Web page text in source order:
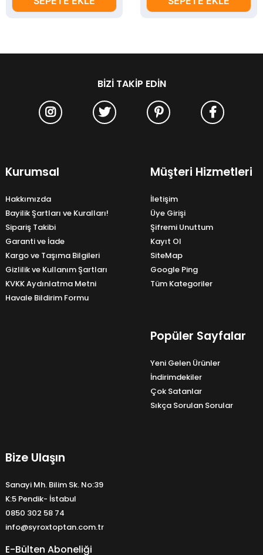
BIZI TAKIP EDIN
Kurumsal
Hakkımızda
Bayilik Şartları ve Kuralları!
Sipariş Takibi
Garanti ve İade
Kargo ve Taşıma Bilgileri
Gizlilik ve Kullanım Şartları
KVKK Aydınlatma Metni
Havale Bildirim Formu
Müşteri Hizmetleri
İletişim
Üye Girişi
Şifremi Unuttum
Kayıt Ol
SiteMap
Google Ping
Tüm Kategoriler
Popüler Sayfalar
Yeni Gelen Ürünler
İndirimdekiler
Çok Satanlar
Sıkça Sorulan Sorular
Bize Ulaşın
Sanayi Mh. Bilim Sk. No:39
K:5 Pendik- İstabul
0850 302 58 74
info@syroxtoptan.com.tr
E-Bülten Aboneliği